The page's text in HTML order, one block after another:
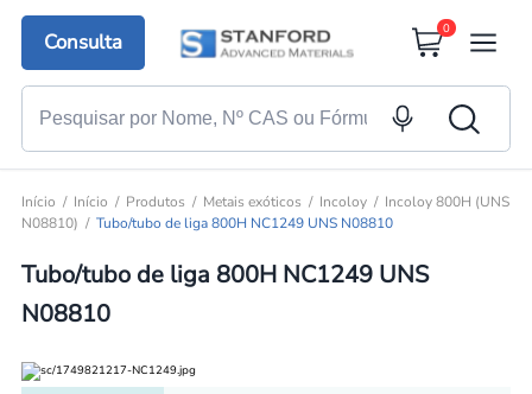
Consulta
0
Início Início Produtos Metais exóticos Incoloy
Incoloy 800H (UNS
N08810)
Tubo/tubo de liga 800H NC1249 UNS N08810
Tubo/tubo de liga 800H NC1249 UNS
N08810